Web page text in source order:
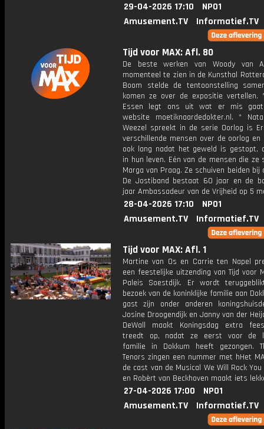
29-04-2026 17:10
NPO1
Amusement.TV
Informatief.TV
Tijd voor MAX: Afl. 80
De beste werken van Woody van
momenteel te zien in de Kunsthal
Boom stelde de tentoonstelling
komen ze over de expositie vertellen.
Essen legt ons uit wat er mis
website moetiknaardedokter.nl. *
Weezel spreekt in de serie Oorlog is
verschillende mensen over de oorlog en
ook lang nadat het geweld is gestopt,
in hun leven. Eén van de mensen die ze
Marga van Praag. Ze schuiven beiden bij
De Jostiband bestaat 60 jaar en de
jaar Ambassadeur van de Vrijheid op 5
28-04-2026 17:10
NPO1
Amusement.TV
Informatief.TV
Tijd voor MAX: Afl. 1
Martine van Os en Carrie ten Napel
een feestelijke uitzending van Tijd voor
Paleis Soestdijk. Er wordt
bezoek van de koninklijke familie aan
gast zijn onder anderen
Josine Droogendijk en Janny van der
DeWall maakt Koningsdag extra
treedt op, nadat ze eerst voor de
familie in Dokkum heeft gezongen.
Tenors zingen een nummer met hHet
de cast van de Musical We Will Rock
en Robèrt van Beckhoven maakt iets
27-04-2026 17:00
NPO1
Amusement.TV
Informatief.TV